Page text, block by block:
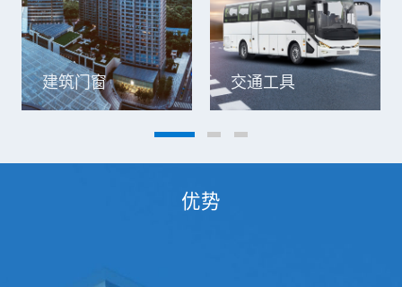
建筑门窗 交通工具
优势